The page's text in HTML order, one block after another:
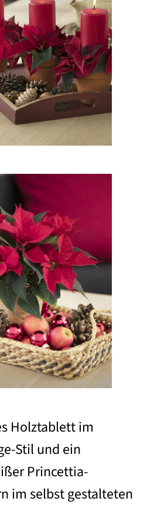
Holztablett im
Stil und ein
Princettia-
im selbst gestalteten